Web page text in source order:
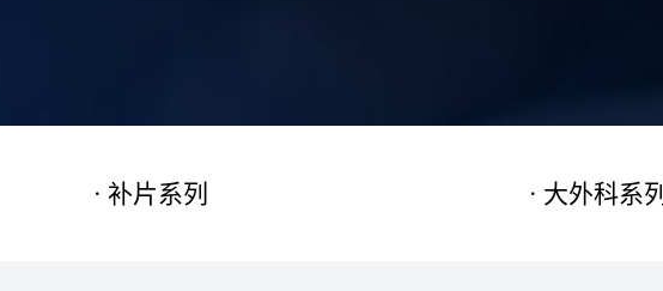
补片系列  大外科系列